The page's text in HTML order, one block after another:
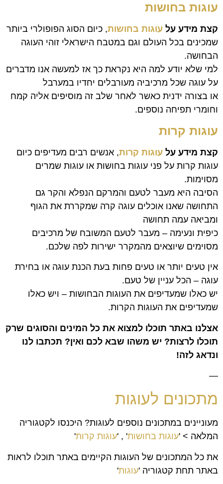
עוגות בחושות
קצת מידע על עוגות בחושות, כיום הסוג הפופולרי ביותר
שמכינים בכל העולם וגם במטבח הישראלי זוהי העוגה
הבחושה.
למי שלא יודע למה היא נקראת כך אז למעשה אנו מדברים
על עוגה שכל מרכיביה מעורבלים יחדיו במערבל
או בצורה ידנית כאשר לאחר שלב זה מוסיפים אליה קמח
וחומרי תפיחה נוספים.
עוגות קרות
קצת מידע על עוגות קרות, אנשים רבים מעדיפים כיום
עוגות קרות על פני עוגות בחושות או עוגות שמרים
מסוימות.
הסיבה היא מעבר לטעם והמרקם הנפלא והקר גם
התחושה שאנו אוכלים עוגה קרה שמקררת את הגוף
ומביאה עמה תחושה
כיפית ונעימה – מעבר לטעם המשובח של מרכיבים
מסוימים שיוצאים מהמקרר ישירות לפה שלכם.
אין טעים יותר או טעים פחות בעת הכנת עוגה או בחירת
עוגה – הכל עניין של טעם.
יש כאלו שמעדיפים את העוגות הבחושות – ויש כאלו
שמעדיפים את העוגות הקרות.
אצלנו באתר תוכלו למצוא את כל המינים והסוגים שרק
תוכלו לרצות? יש משהו שבא לכם ואין? תכתבו לנו
ונדאג לזה!
—
מתכונים לעוגות
מעוניינים במתכונים נוספים לעוגות? היכנסו לקטגוריה
המלאה > 'עוגות בחושות' , 'עוגות קרות'
את כל המתכונים של העוגות הקיימים באתר תוכלו לראות
באתר תחת קטגוריה 'עוגות'